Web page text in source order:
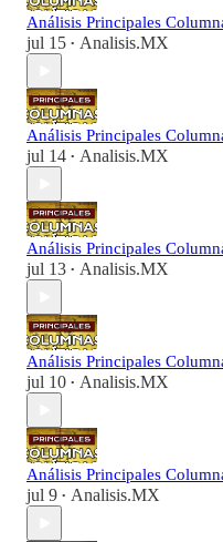
Análisis Principales
jul 15 • Analisis.MX
Análisis Principales
jul 14 • Analisis.MX
Análisis Principales
jul 13 • Analisis.MX
Análisis Principales
jul 10 • Analisis.MX
Análisis Principales
jul 9 • Analisis.MX